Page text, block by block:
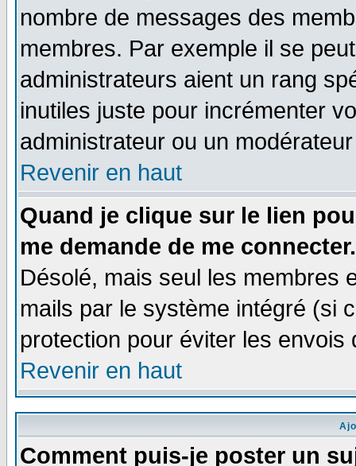
nombre de messages des
membres. Par exemple il se
administrateurs aient un rang
inutiles juste pour incrémenter
administrateur ou un
Revenir en haut
Quand je clique sur le lien
me demande de me connecter.
Désolé, mais seul les membres
mails par le système intégré (si
protection pour éviter les
Revenir en haut
Comment puis-je poster un